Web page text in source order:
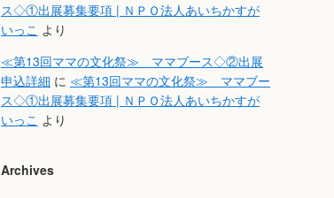
ス◇①出展募集要項 | ＮＰＯ法人あいちかすが
いっこ より
≪第13回ママの文化祭≫ ママブース◇②出展
申込詳細 に ≪第13回ママの文化祭≫ ママブー
ス◇①出展募集要項 | ＮＰＯ法人あいちかすが
いっこ より
Archives